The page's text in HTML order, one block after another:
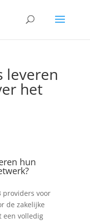
leveren
het
hun
providers voor
de zakelijke
een volledig